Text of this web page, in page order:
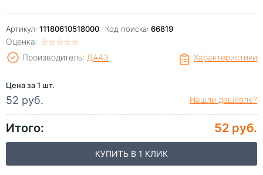
Артикул: 11180610518000 Код поиска: 66819
Оценка: ☆☆☆☆☆
★★★★★
Характеристики
Производитель: ДААЗ
Цена за 1 шт.
52 руб. Нашли дешевле?
Итого: 52 руб.
КУПИТЬ В 1 КЛИК